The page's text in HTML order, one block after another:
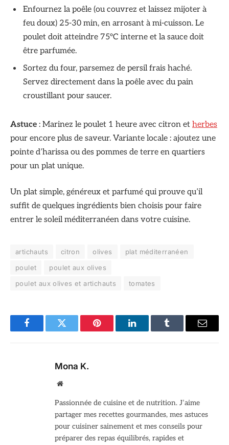
Enfournez la poêle (ou couvrez et laissez mijoter à
feu doux) 25-30 min, en arrosant à mi-cuisson. Le
poulet doit atteindre 75°C interne et la sauce doit
être parfumée.
Sortez du four, parsemez de persil frais haché.
Servez directement dans la poêle avec du pain
croustillant pour saucer.
Astuce : Marinez le poulet 1 heure avec citron et herbes
pour encore plus de saveur. Variante locale : ajoutez une
pointe d’harissa ou des pommes de terre en quartiers
pour un plat unique.
Un plat simple, généreux et parfumé qui prouve qu’il
suffit de quelques ingrédients bien choisis pour faire
entrer le soleil méditerranéen dans votre cuisine.
artichauts citron olives
plat méditerranéen
poulet
poulet aux olives
poulet aux olives et artichauts
tomates
FacebookTwitter Pinterest LinkedInTumblr Email
Mona K.
Site
Passionnée de cuisine et de nutrition. J’aime
partager mes recettes gourmandes, mes astuces
pour cuisiner sainement et mes conseils pour
préparer des repas équilibrés, rapides et